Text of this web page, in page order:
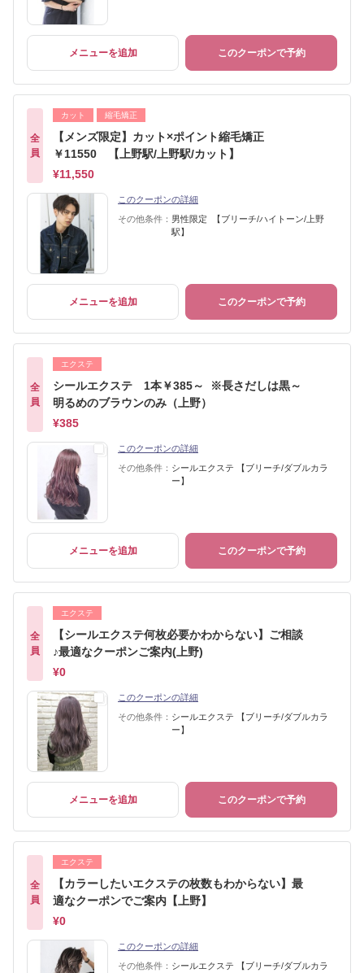
メニューを追加 このクーポンで予約
全
員
カット 縮毛矯正
【メンズ限定】カット×ポイント縮毛矯正
￥11550 【上野駅/上野駅/カット】
¥11,550
このクーポンの詳細
その他条件： 男性限定 【ブリーチ/ハイトーン/上野
駅】
メニューを追加 このクーポンで予約
全
員
エクステ
シールエクステ 1本￥385～ ※長さだしは黒～
明るめのブラウンのみ（上野）
¥385
このクーポンの詳細
その他条件： シールエクステ 【ブリーチ/ダブルカラ
ー】
メニューを追加 このクーポンで予約
全
員
エクステ
【シールエクステ何枚必要かわからない】ご相談
♪最適なクーポンご案内(上野)
¥0
このクーポンの詳細
その他条件： シールエクステ 【ブリーチ/ダブルカラ
ー】
メニューを追加 このクーポンで予約
全
員
エクステ
【カラーしたいエクステの枚数もわからない】最
適なクーポンでご案内【上野】
¥0
このクーポンの詳細
その他条件： シールエクステ 【ブリーチ/ダブルカラ